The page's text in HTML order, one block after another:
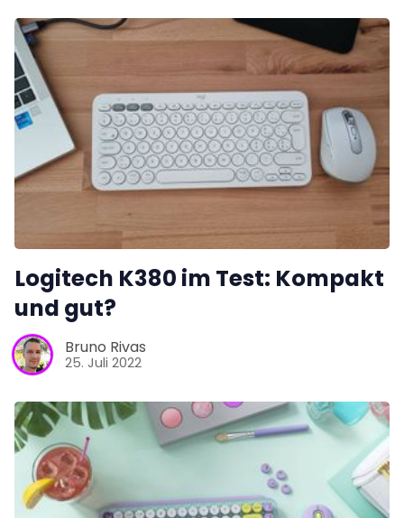
Logitech K380 im Test: Kompakt
und gut?
Bruno Rivas
25. Juli 2022